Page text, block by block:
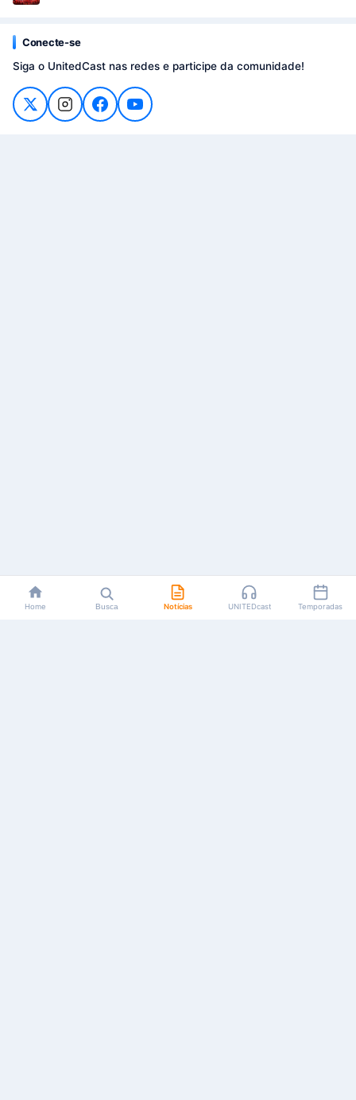
Conecte-se
Siga o UnitedCast nas redes e participe da comunidade!
Home Busca Notícias UNITEDcast Temporadas